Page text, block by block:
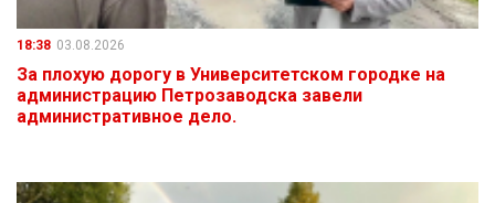
18:38 03.08.2026
За плохую дорогу в Университетском городке на
администрацию Петрозаводска завели
административное дело.